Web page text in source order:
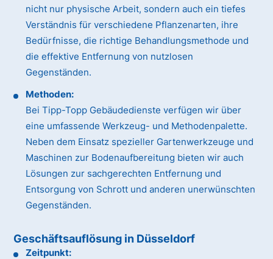
nicht nur physische Arbeit, sondern auch ein tiefes
Verständnis für verschiedene Pflanzenarten, ihre
Bedürfnisse, die richtige Behandlungsmethode und
die effektive Entfernung von nutzlosen
Gegenständen.
Methoden:
Bei Tipp-Topp Gebäudedienste verfügen wir über
eine umfassende Werkzeug- und Methodenpalette.
Neben dem Einsatz spezieller Gartenwerkzeuge und
Maschinen zur Bodenaufbereitung bieten wir auch
Lösungen zur sachgerechten Entfernung und
Entsorgung von Schrott und anderen unerwünschten
Gegenständen.
Geschäftsauflösung in Düsseldorf
Zeitpunkt: